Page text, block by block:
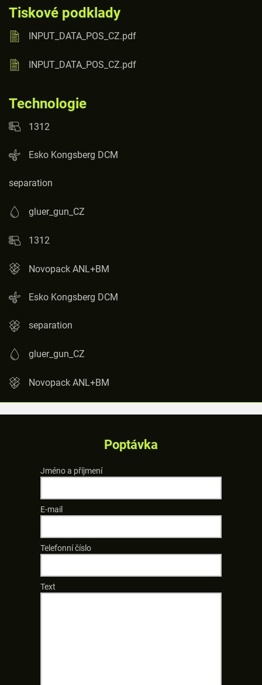
Tiskové podklady
INPUT_DATA_POS_CZ.pdf
INPUT_DATA_POS_CZ.pdf
Technologie
1312
Esko Kongsberg DCM
separation
gluer_gun_CZ
1312
Novopack ANL+BM
Esko Kongsberg DCM
separation
gluer_gun_CZ
Novopack ANL+BM
Poptávka
Jméno a příjmení
E-mail
Telefonní číslo
Text